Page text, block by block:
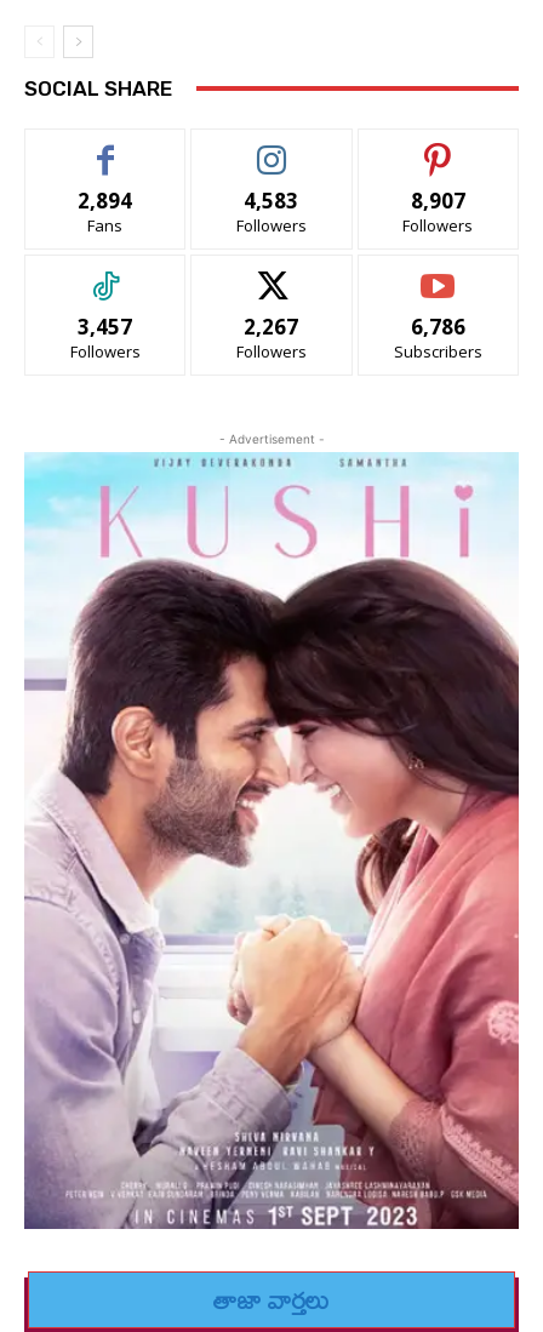
SOCIAL SHARE
2,894
Fans
4,583
Followers
8,907
Followers
3,457
Followers
2,267
Followers
6,786
Subscribers
- Advertisement -
తాజా వార్తలు